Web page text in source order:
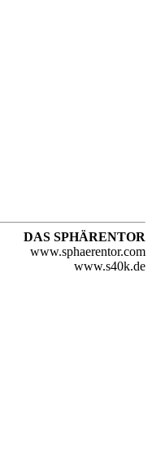
DAS SPHÄRENTOR
www.sphaerentor.com
www.s40k.de